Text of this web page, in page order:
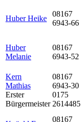
Huber Heike
08167
6943-66
Huber
Melanie
08167
6943-52
Kern
Mathias
Erster
Bürgermeister
08167
6943-30
0175
2614485
08167